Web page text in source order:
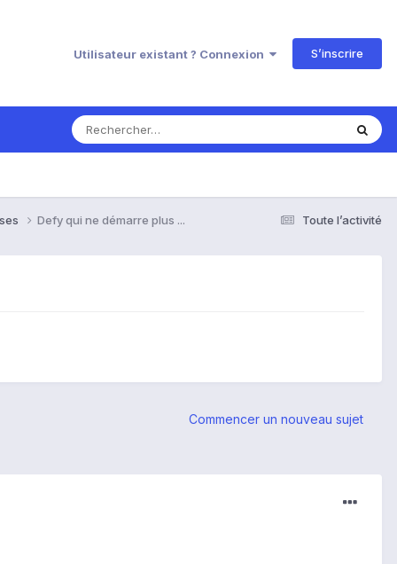
Utilisateur existant ? Connexion S’inscrire
Toute l’activité
Defy qui ne démarre plus ...
Commencer un nouveau sujet